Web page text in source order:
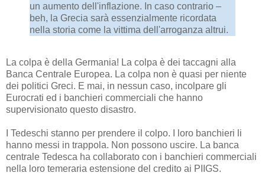
un aumento dell'inflazione. In caso contrario –
beh, la Grecia sarà essenzialmente ricordata
nella storia come la vittima dell'arroganza altrui.
La colpa è della Germania! La colpa è dei taccagni alla
Banca Centrale Europea. La colpa non è quasi per niente
dei politici Greci. E mai, in nessun caso, incolpare gli
Eurocrati ed i banchieri commerciali che hanno
supervisionato questo disastro.
I Tedeschi stanno per prendere il colpo. I loro banchieri li
hanno messi in trappola. Non possono uscire. La banca
centrale Tedesca ha collaborato con i banchieri commerciali
nella loro temeraria estensione del credito ai PIIGS.